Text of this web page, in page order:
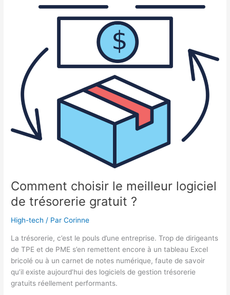
Comment choisir le meilleur logiciel
de trésorerie gratuit ?
High-tech / ParCorinne
La trésorerie, c’est le pouls d’une entreprise. Trop de dirigeants
de TPE et de PME s’en remettent encore à un tableau Excel
bricolé ou à un carnet de notes numérique, faute de savoir
qu’il existe aujourd’hui des logiciels de gestion trésorerie
gratuits réellement performants.